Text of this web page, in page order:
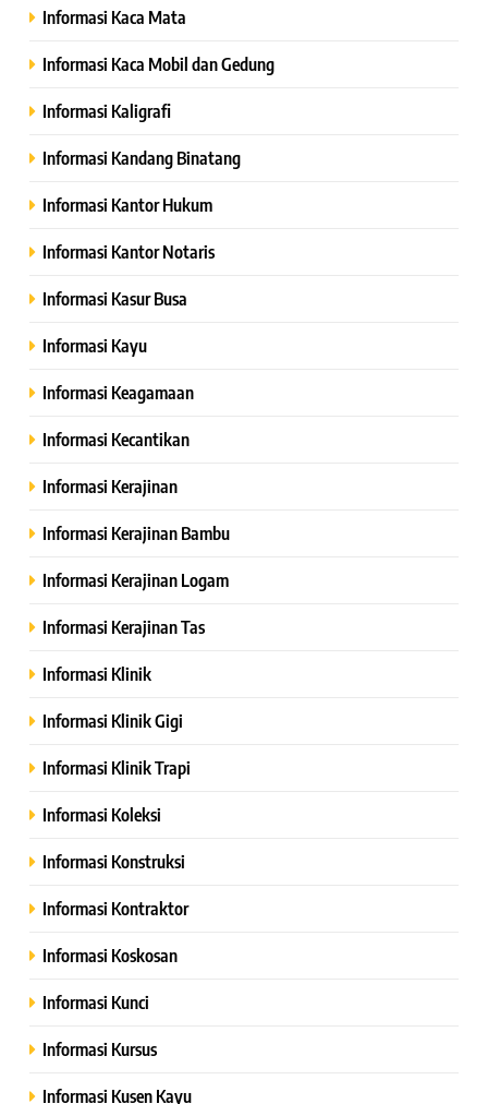
Informasi Kaca Mata
Informasi Kaca Mobil dan Gedung
Informasi Kaligrafi
Informasi Kandang Binatang
Informasi Kantor Hukum
Informasi Kantor Notaris
Informasi Kasur Busa
Informasi Kayu
Informasi Keagamaan
Informasi Kecantikan
Informasi Kerajinan
Informasi Kerajinan Bambu
Informasi Kerajinan Logam
Informasi Kerajinan Tas
Informasi Klinik
Informasi Klinik Gigi
Informasi Klinik Trapi
Informasi Koleksi
Informasi Konstruksi
Informasi Kontraktor
Informasi Koskosan
Informasi Kunci
Informasi Kursus
Informasi Kusen Kayu